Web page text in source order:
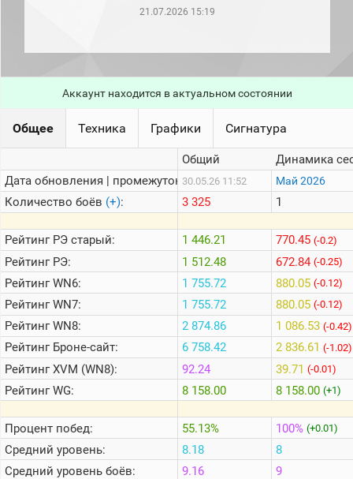
месяц)
(за
последние
сессии)
Топ
1000
Кланы
стримеров
Информация
Онлайн
Цветовая
шкала
Теlegram
ВК
Портал
Мира
Танков
21.07.2026 15:19
Аккаунт находится в актуальном состоянии
Общее Техника Графики Сигнатура
Дата обновления | промежуток:
Количество боёв (+):
РейтингРЭ старый:
РейтингРЭ:
РейтингWN6:
РейтингWN7:
РейтингWN8:
РейтингБроне-сайт:
РейтингXVM (WN8):
РейтингWG:
Процент побед:
Средний уровень:
Средний уровень боёв:
Общий
30.05.26 11:52
3 325
1 446.21
1 512.48
1 755.72
1 755.72
2 874.86
6 758.42
92.24
8 158.00
55.13%
8.18
9.16
Динамика
Май 2026
1
770.45 (-0.2)
672.84 (-0.25)
880.05 (-0.12)
880.05 (-0.12)
1 086.53 (-0.42)
2 836.61 (-1.02)
39.71 (-0.01)
8 158.00 (+1)
100% (+0.01)
8
9